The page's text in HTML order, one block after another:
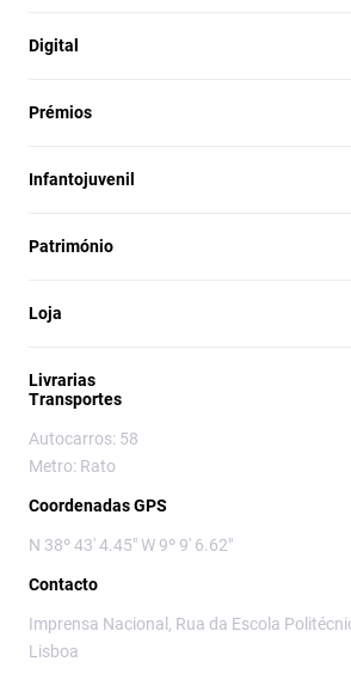
Digital
Prémios
Infantojuvenil
Património
Loja
Livrarias
Transportes
Autocarros: 58
Metro: Rato
Coordenadas GPS
N 38º 43' 4.45" W 9º 9' 6.62"
Contacto
Imprensa Nacional, Rua da Escola
Lisboa